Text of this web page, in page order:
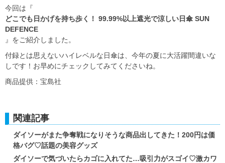
今回は『
どこでも日かげを持ち歩く！ 99.99%以上遮光で涼しい日傘 SUN
DEFENCE
』をご紹介しました。
付録とは思えないハイレベルな日傘は、今年の夏に大活躍間違いな
しです！お早めにチェックしてみてくださいね。
商品提供：宝島社
関連記事
ダイソーがまた争奪戦になりそうな商品出してきた！200円は価
格バグ♡話題の美容グッズ
ダイソーで気づいたらカゴに入れてた…吸引力がスゴイ♡激カワ